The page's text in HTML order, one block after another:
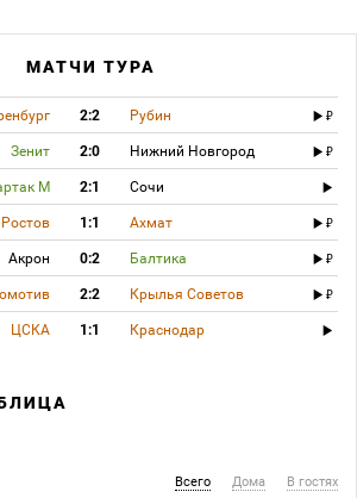
МАТЧИ ТУРА
2:2 Рубин
Зенит 2:0 Нижний Новгород
М 2:1 Сочи
Ростов 1:1 Ахмат
Акрон 0:2 Балтика
2:2 Крылья Советов
ЦСКА 1:1 Краснодар
Всего Дома В гостях